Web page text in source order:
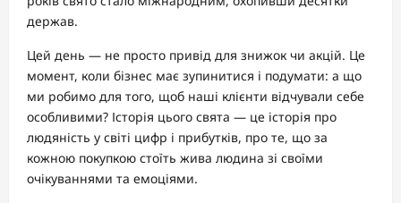
держав.
Цей день — не просто привід для знижок чи акцій. Це
момент, коли бізнес має зупинитися і подумати: а що
ми робимо для того, щоб наші клієнти відчували себе
особливими? Історія цього свята — це історія про
людяність у світі цифр і прибутків, про те, що за
кожною покупкою стоїть жива людина зі своїми
очікуваннями та емоціями.